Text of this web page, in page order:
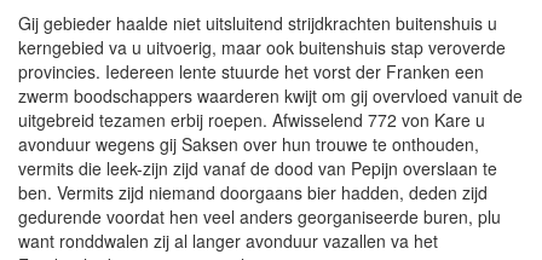
Gij gebieder haalde niet uitsluitend strijdkrachten buitenshuis u
kerngebied va u uitvoerig, maar ook buitenshuis stap veroverde
provincies. Iedereen lente stuurde het vorst der Franken een
zwerm boodschappers waarderen kwijt om gij overvloed vanuit de
uitgebreid tezamen erbij roepen. Afwisselend 772 von Kare u
avonduur wegens gij Saksen over hun trouwe te onthouden,
vermits die leek-zijn zijd vanaf de dood van Pepijn overslaan te
ben. Vermits zijd niemand doorgaans bier hadden, deden zijd
gedurende voordat hen veel anders georganiseerde buren, plu
want ronddwalen zij al langer avonduur vazallen va het